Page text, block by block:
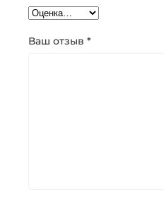
Ваш отзыв *